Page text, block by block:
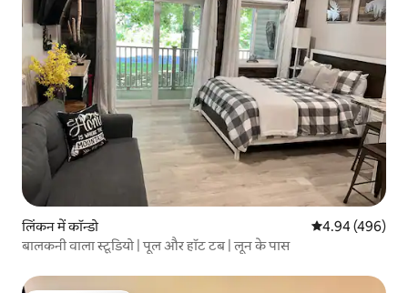
लिंकन में कॉन्डो औसत रेटिंग 5 में से
4.94 (496)
बालकनी वाला स्टूडियो | पूल और हॉट टब | लून के पास